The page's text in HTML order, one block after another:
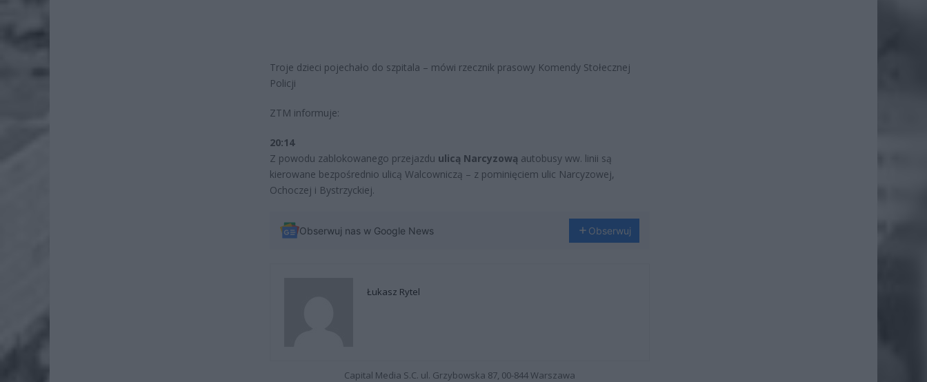
Troje dzieci pojechało do szpitala – mówi rzecznik prasowy Komendy Stołecznej
Policji
ZTM informuje:
20:14
Z powodu zablokowanego przejazdu ulicą Narcyzową autobusy ww. linii są
kierowane bezpośrednio ulicą Walcowniczą – z pominięciem ulic Narcyzowej,
Ochoczej i Bystrzyckiej.
Obserwuj nas w Google News Obserwuj
Łukasz Rytel
Capital Media S.C. ul. Grzybowska 87, 00-844 Warszawa